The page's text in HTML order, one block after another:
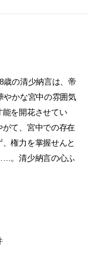
の清少納言は、帝
やかな宮中の雰囲気
能を開花させてい
がて、宮中での存在
権力を掌握せんと
。清少納言の心ふ